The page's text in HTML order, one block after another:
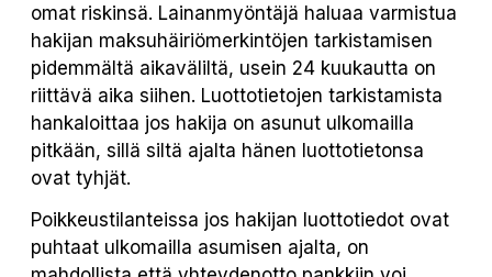
omat riskinsä. Lainanmyöntäjä haluaa varmistua
hakijan maksuhäiriömerkintöjen tarkistamisen
pidemmältä aikaväliltä, usein 24 kuukautta on
riittävä aika siihen. Luottotietojen tarkistamista
hankaloittaa jos hakija on asunut ulkomailla
pitkään, sillä siltä ajalta hänen luottotietonsa
ovat tyhjät.
Poikkeustilanteissa jos hakijan luottotiedot ovat
puhtaat ulkomailla asumisen ajalta, on